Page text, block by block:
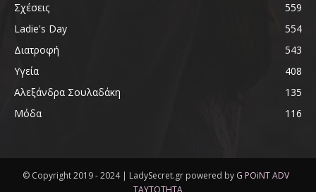
Σχέσεις
559
Ladie's Day
554
Διατροφή
543
Υγεία
408
Αλεξάνδρα Σουλαδάκη
135
Μόδα
116
© Copyright 2019 - 2024 | LadySecret.gr powered by G POiNT ADV